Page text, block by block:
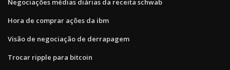
Negociações médias diárias da receita schwab
Hora de comprar ações da ibm
Visão de negociação de derrapagem
Trocar ripple para bitcoin